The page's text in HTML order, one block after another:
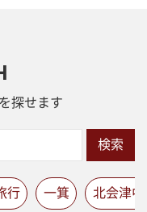
探せます
検索
行 一箕 北会津中